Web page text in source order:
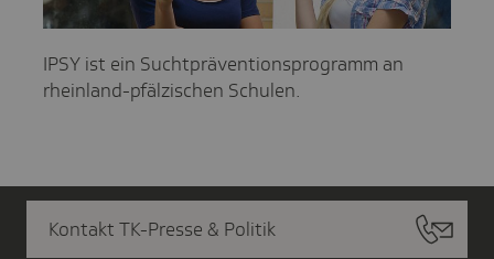
IPSY ist ein Suchtpräventionsprogramm an
rheinland-pfälzischen Schulen.
Kontakt TK-Presse & Politik